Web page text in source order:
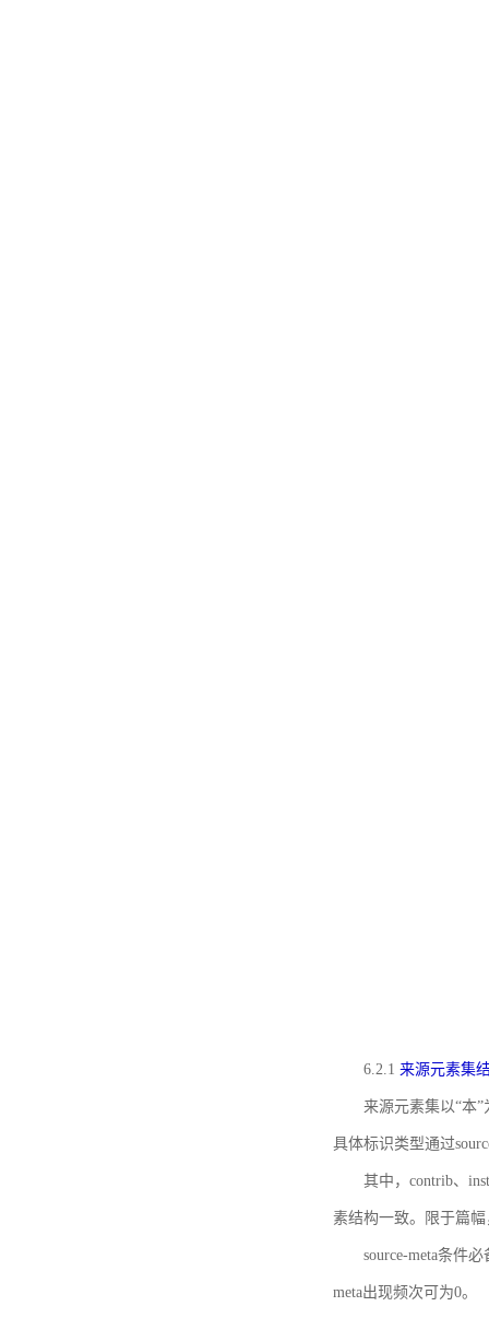
6.2.1 来源元素集
来源元素集以“本
具体标识类型通过
其中，contrib、
素结构一致。限于篇
source-meta条件
meta出现频次可为0。